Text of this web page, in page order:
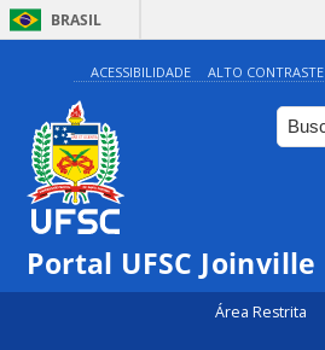
BRASIL
ACESSIBILIDADE ALTO CONTRASTE
Portal UFSC Joinville
Área Restrita